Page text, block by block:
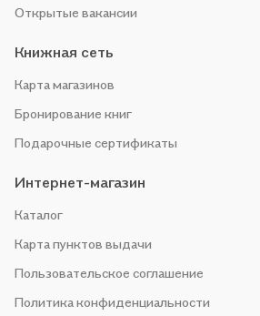
Открытые вакансии
Книжная сеть
Карта магазинов
Бронирование книг
Подарочные сертификаты
Интернет-магазин
Каталог
Карта пунктов выдачи
Пользовательское соглашение
Политика конфиденциальности